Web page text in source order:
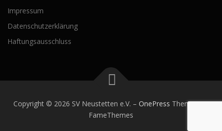
Impressum
Datenschutzerklärung
Haftungsausschluss
Copyright © 2026 SV Neustetten e.V. – OnePress Theme von
FameThemes